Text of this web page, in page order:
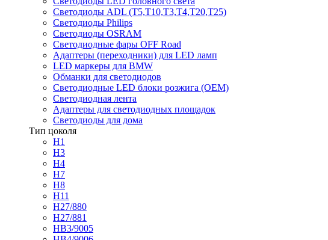
Светодиоды ADL (T5,T10,T3,T4,T20,T25)
Светодиоды Philips
Светодиоды OSRAM
Светодиодные фары OFF Road
Адаптеры (переходники) для LED ламп
LED маркеры для BMW
Обманки для светодиодов
Светодиодные LED блоки розжига (OEM)
Светодиодная лента
Адаптеры для светодиодных площадок
Светодиоды для дома
Тип цоколя
H1
H3
H4
H7
H8
H11
H27/880
H27/881
HB3/9005